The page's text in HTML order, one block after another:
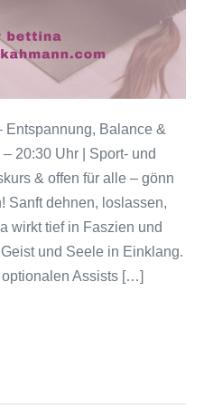
Entspannung, Balance &
20:30 Uhr | Sport- und
& offen für alle – gönn
Sanft dehnen, loslassen,
wirkt tief in Faszien und
und Seele in Einklang.
Assists […]